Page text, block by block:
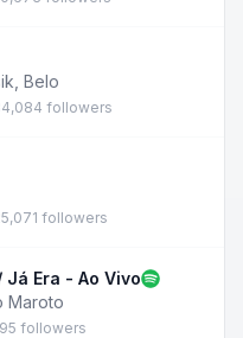
Belo
followers
followers
Já Era - Ao Vivo
Maroto
followers